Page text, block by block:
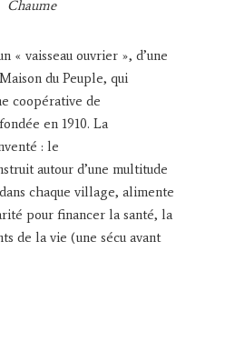
Chaume
« vaisseau ouvrier », d’une
du Peuple, qui
coopérative de
en 1910. La
: le
autour d’une multitude
chaque village, alimente
pour financer la santé, la
de la vie (une sécu avant